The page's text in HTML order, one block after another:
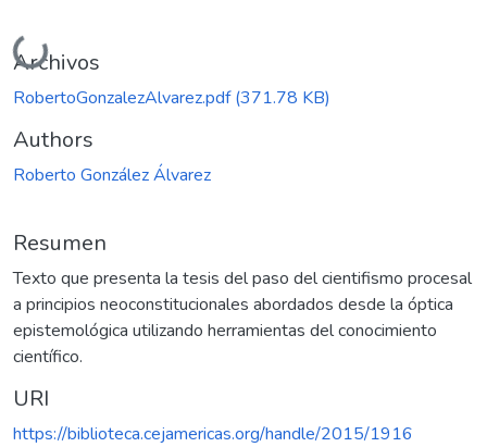
Cargando...
Archivos
RobertoGonzalezAlvarez.pdf(371.78 KB)
Authors
Roberto González Álvarez
Resumen
Texto que presenta la tesis del paso del cientifismo procesal
a principios neoconstitucionales abordados desde la óptica
epistemológica utilizando herramientas del conocimiento
científico.
URI
https://biblioteca.cejamericas.org/handle/2015/1916